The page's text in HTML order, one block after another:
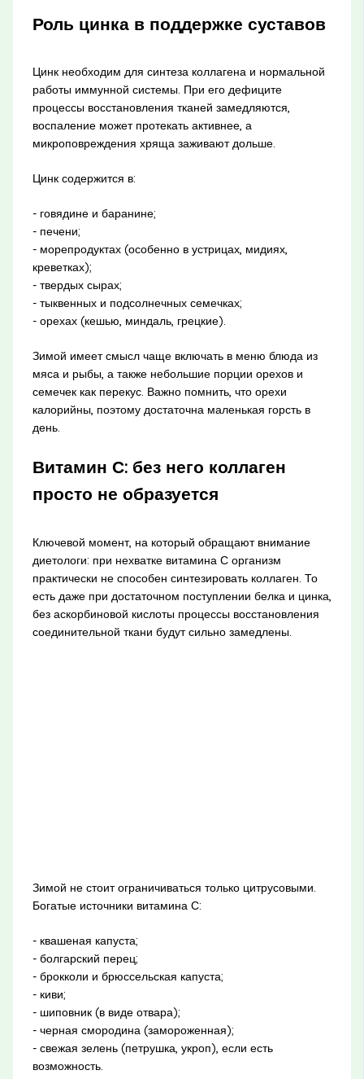
Роль цинка в поддержке суставов
Цинк необходим для синтеза коллагена и нормальной
работы иммунной системы. При его дефиците
процессы восстановления тканей замедляются,
воспаление может протекать активнее, а
микроповреждения хряща заживают дольше.
Цинк содержится в:
- говядине и баранине;
- печени;
- морепродуктах (особенно в устрицах, мидиях,
креветках);
- твердых сырах;
- тыквенных и подсолнечных семечках;
- орехах (кешью, миндаль, грецкие).
Зимой имеет смысл чаще включать в меню блюда из
мяса и рыбы, а также небольшие порции орехов и
семечек как перекус. Важно помнить, что орехи
калорийны, поэтому достаточна маленькая горсть в
день.
Витамин С: без него коллаген
просто не образуется
Ключевой момент, на который обращают внимание
диетологи: при нехватке витамина С организм
практически не способен синтезировать коллаген. То
есть даже при достаточном поступлении белка и цинка,
без аскорбиновой кислоты процессы восстановления
соединительной ткани будут сильно замедлены.
Зимой не стоит ограничиваться только цитрусовыми.
Богатые источники витамина С:
- квашеная капуста;
- болгарский перец;
- брокколи и брюссельская капуста;
- киви;
- шиповник (в виде отвара);
- черная смородина (замороженная);
- свежая зелень (петрушка, укроп), если есть
возможность.